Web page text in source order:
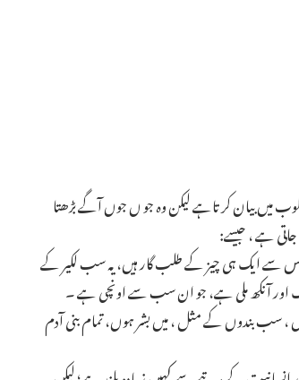
میں بیان کر تاہے لیکن وہ جو ں جوں آگے بڑھتا
ہے ، جیسے:
سے ایک ہی چیز کے طلب گار ہیں، یہ سب لکیر کے
ایک اور آنکھ ملی ہے، جو ان سب سے اونچی ہے ۔
سب بندوں کے مثل ، میں بشر ہوں، تمام بنی آدم